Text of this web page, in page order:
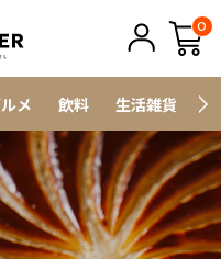
0
メ 飲料 生活雑貨